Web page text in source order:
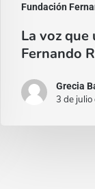
Fundación
La voz que
Fernando
Grecia
3 de